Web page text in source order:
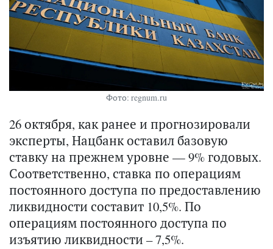
Фото: regnum.ru
26 октября, как ранее и прогнозировали
эксперты, Нацбанк оставил базовую
ставку на прежнем уровне — 9% годовых.
Соответственно, ставка по операциям
постоянного доступа по предоставлению
ликвидности составит 10,5%. По
операциям постоянного доступа по
изъятию ликвидности – 7,5%.